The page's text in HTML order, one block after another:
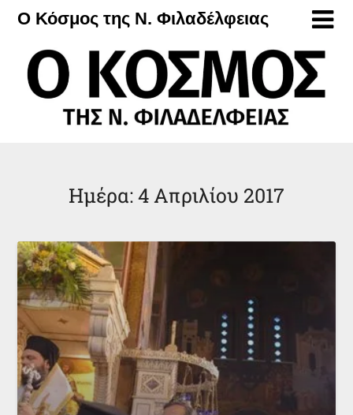
Μετάβαση
περιεχόμενο
Ο Κόσμος της Ν. Φιλαδέλφειας
Ημέρα:4 Απριλίου 2017